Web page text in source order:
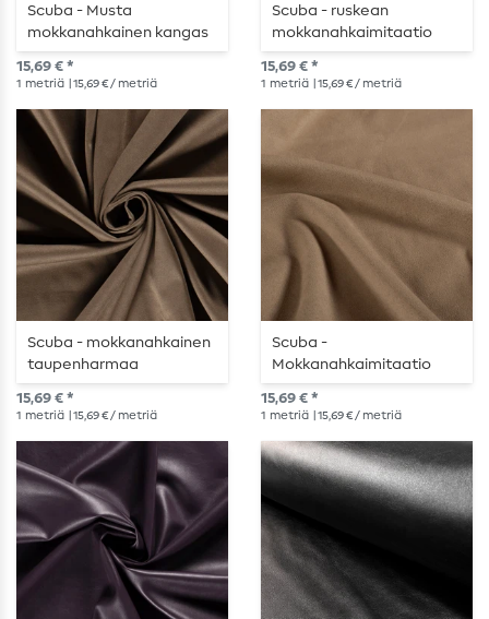
Scuba - Musta
mokkanahkainen kangas
15,69 € *
1 metriä | 15,69 € / metriä
Scuba - ruskean
mokkanahkaimitaatio
15,69 € *
1 metriä | 15,69 € / metriä
Scuba - mokkanahkainen
taupenharmaa
15,69 € *
1 metriä | 15,69 € / metriä
Scuba -
Mokkanahkaimitaatio
karamellinruskea
15,69 € *
1 metriä | 15,69 € / metriä